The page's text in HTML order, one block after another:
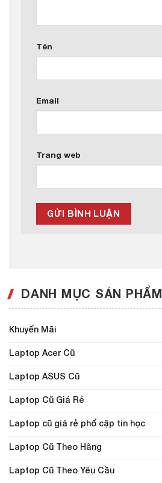
Tên
Email
Trang web
DANH MỤC SẢN PHẨM
Khuyến Mãi
Laptop Acer Cũ
Laptop ASUS Cũ
Laptop Cũ Giá Rẻ
Laptop cũ giá rẻ phổ cập tin học
Laptop Cũ Theo Hãng
Laptop Cũ Theo Yêu Cầu